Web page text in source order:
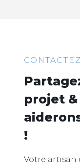
projet &
!
Votre artisan